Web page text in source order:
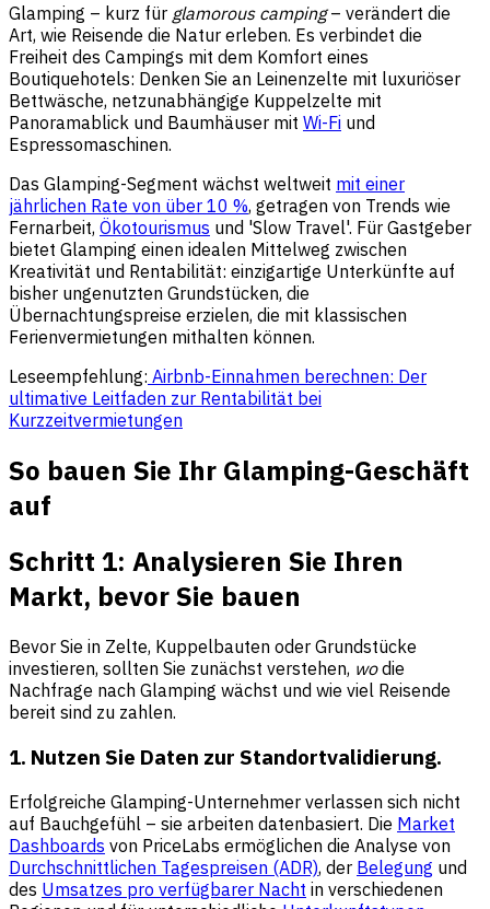
Glamping – kurz für glamorous camping– verändert die
Art, wie Reisende die Natur erleben. Es verbindet die
Freiheit des Campings mit dem Komfort eines
Boutiquehotels: Denken Sie an Leinenzelte mit luxuriöser
Bettwäsche, netzunabhängige Kuppelzelte mit
Panoramablick und Baumhäuser mit Wi-Fi und
Espressomaschinen.
Das Glamping-Segment wächst weltweit mit einer
jährlichen Rate von über 10 %, getragen von Trends wie
Fernarbeit, Ökotourismus und 'Slow Travel'. Für Gastgeber
bietet Glamping einen idealen Mittelweg zwischen
Kreativität und Rentabilität: einzigartige Unterkünfte auf
bisher ungenutzten Grundstücken, die
Übernachtungspreise erzielen, die mit klassischen
Ferienvermietungen mithalten können.
Leseempfehlung: Airbnb-Einnahmen berechnen: Der
ultimative Leitfaden zur Rentabilität bei
Kurzzeitvermietungen
So bauen Sie Ihr Glamping-Geschäft
auf
Schritt 1: Analysieren Sie Ihren
Markt, bevor Sie bauen
Bevor Sie in Zelte, Kuppelbauten oder Grundstücke
investieren, sollten Sie zunächst verstehen, wodie
Nachfrage nach Glamping wächst und wie viel Reisende
bereit sind zu zahlen.
1. Nutzen Sie Daten zur Standortvalidierung.
Erfolgreiche Glamping-Unternehmer verlassen sich nicht
auf Bauchgefühl – sie arbeiten datenbasiert. Die Market
Dashboards von PriceLabs ermöglichen die Analyse von
Durchschnittlichen Tagespreisen (ADR), der Belegung und
des Umsatzes pro verfügbarer Nacht in verschiedenen